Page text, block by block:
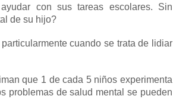
con sus tareas escolares. Sin
de su hijo?
cuando se trata de lidiar
que 1 de cada 5 niños experimenta
problemas de salud mental se pueden